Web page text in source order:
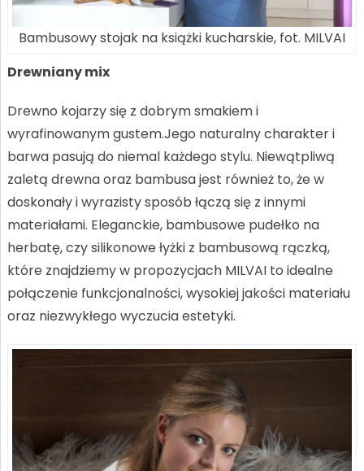
Bambusowy stojak na książki kucharskie, fot. MILVAI
Drewniany mix
Drewno kojarzy się z dobrym smakiem i
wyrafinowanym gustem.Jego naturalny charakter i
barwa pasują do niemal każdego stylu. Niewątpliwą
zaletą drewna oraz bambusa jest również to, że w
doskonały i wyrazisty sposób łączą się z innymi
materiałami. Eleganckie, bambusowe pudełko na
herbatę, czy silikonowe łyżki z bambusową rączką,
które znajdziemy w propozycjach MILVAI to idealne
połączenie funkcjonalności, wysokiej jakości materiału
oraz niezwykłego wyczucia estetyki.